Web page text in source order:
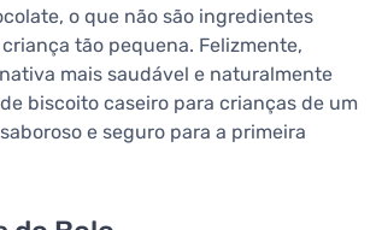
o que não são ingredientes
tão pequena. Felizmente,
mais saudável e naturalmente
biscoito caseiro para crianças de um
e seguro para a primeira